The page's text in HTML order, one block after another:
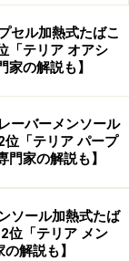
、PSPやDSな
ネットアクセス
で対戦するオ
ろん、一度接続
続の手間はほと
、重さは約
信が可能だ。
載しているの
セル加熱式たばこ
「テリア オアシ
の解説も】
ーバーメンソール
位「テリア パープ
家の解説も】
ソール加熱式たば
位「テリア メン
解説も】